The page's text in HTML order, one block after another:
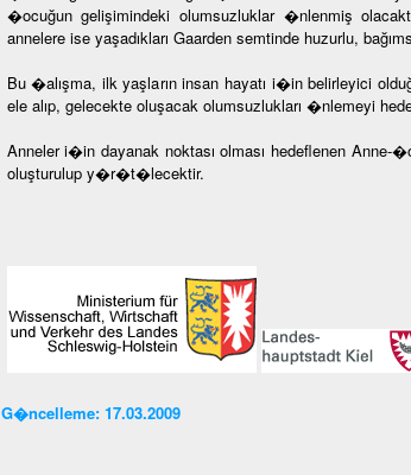
�ocuğun gelişimindeki olumsuzluklar �nlenmiş
annelere ise yaşadıkları Gaarden semtinde huzurlu,
Bu �alışma, ilk yaşların insan hayatı i�in belirleyici
ele alıp, gelecekte oluşacak olumsuzlukları �nlemeyi
Anneler i�in dayanak noktası olması hedeflenen
oluşturulup y�r�t�lecektir.
G�ncelleme: 17.03.2009